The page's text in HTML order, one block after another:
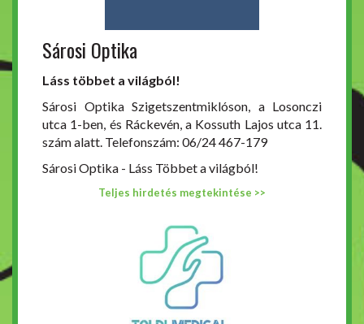
Sárosi Optika
Láss többet a világból!
Sárosi Optika Szigetszentmiklóson, a Losonczi
utca 1-ben, és Ráckevén, a Kossuth Lajos utca 11.
szám alatt. Telefonszám: 06/24 467-179
Sárosi Optika - Láss Többet a világból!
Teljes hirdetés megtekintése >>